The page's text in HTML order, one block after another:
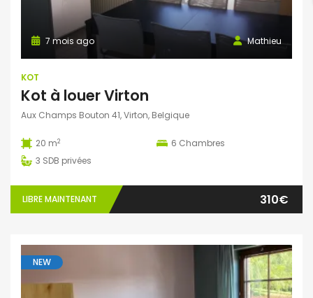
Mathieu
7 mois ago
KOT
Kot à louer Virton
Aux Champs Bouton 41, Virton, Belgique
20 m2 6 Chambres
3 SDB privées
LIBRE MAINTENANT 310€
NEW